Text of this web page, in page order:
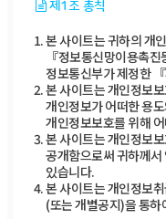
제1조 총칙
본 사이트는 귀하의 개
『정보통신망이용촉
정보통신부가 제정한
본 사이트는 개인정보
개인정보가 어떠한 용
개인정보보호를 위해
본 사이트는 개인정보
공개함으로써 귀하께
있습니다.
본 사이트는 개인정보
(또는 개별공지)을 통